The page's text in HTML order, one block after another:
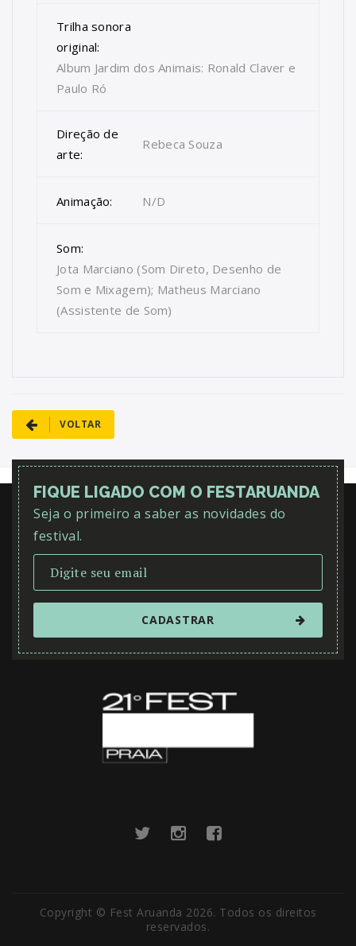
Trilha sonora
original:
Album Jardim dos Animais: Ronald Claver e
Paulo Ró
Direção de
arte:
Rebeca Souza
Animação: N/D
Som:
Jota Marciano (Som Direto, Desenho de
Som e Mixagem); Matheus Marciano
(Assistente de Som)
VOLTAR
FIQUE LIGADO COM O FESTARUANDA
Seja o primeiro a saber as novidades do
festival.
Copyright © Fest Aruanda 2026. Todos os direitos
reservados.